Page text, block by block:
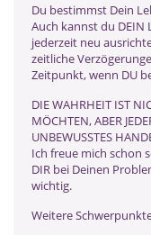
Du bestimmst Dein
Auch kannst du DEIN
jederzeit neu
zeitliche
Zeitpunkt, wenn DU
DIE WAHRHEIT IST
MÖCHTEN, ABER
UNBEWUSSTES
Ich freue mich schon
DIR bei Deinen
wichtig.
Weitere